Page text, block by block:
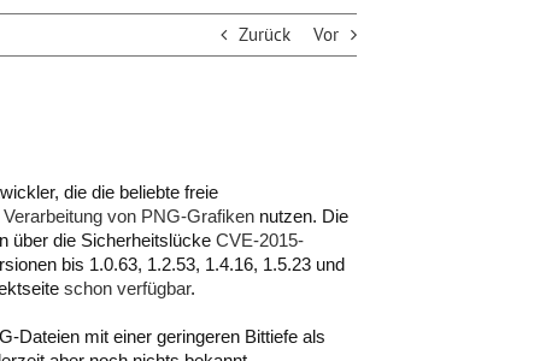
Zurück Vor
die die beliebte freie
von PNG-Grafiken nutzen. Die
über die Sicherheitslücke CVE-2015-
bis 1.0.63, 1.2.53, 1.4.16, 1.5.23 und
schon verfügbar.
Dateien mit einer geringeren Bittiefe als